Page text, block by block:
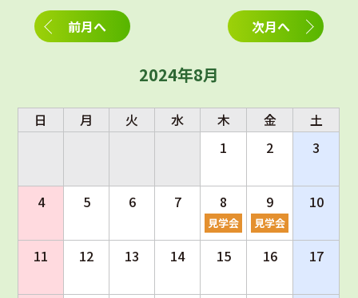
前月へ 次月へ
2024年8月
日 月 火 水 木 金
土
1
2 3
4 5 6 7 8
見学会
9
見学会
10
11 12 13 14 15 16 17